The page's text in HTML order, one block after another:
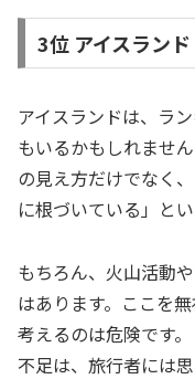
3位 アイスランド
アイスランドは、ラ
もいるかもしれませ
の見え方だけでなく
に根づいている」と
もちろん、火山活動
はあります。ここを
考えるのは危険です
不足は、旅行者には